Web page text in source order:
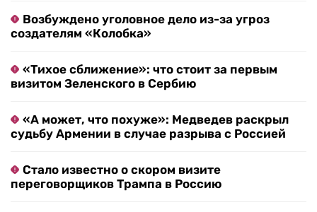
Возбуждено уголовное дело из-за угроз
создателям «Колобка»
«Тихое сближение»: что стоит за первым
визитом Зеленского в Сербию
«А может, что похуже»: Медведев раскрыл
судьбу Армении в случае разрыва с Россией
Стало известно о скором визите
переговорщиков Трампа в Россию